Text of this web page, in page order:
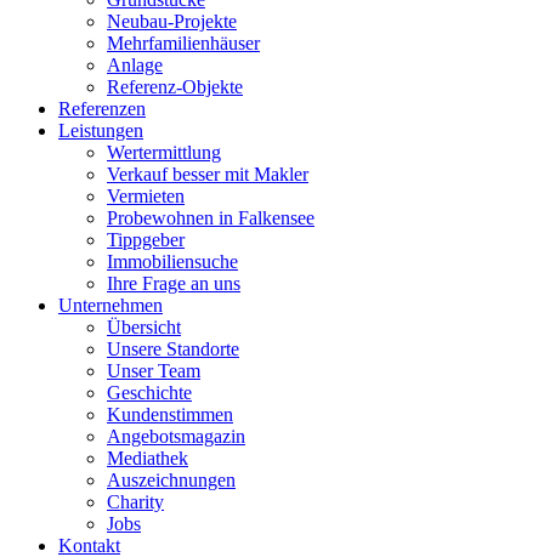
Neubau-Projekte
Mehrfamilienhäuser
Anlage
Referenz-Objekte
Referenzen
Leistungen
Wertermittlung
Verkauf besser mit Makler
Vermieten
Probewohnen in Falkensee
Tippgeber
Immobiliensuche
Ihre Frage an uns
Unternehmen
Übersicht
Unsere Standorte
Unser Team
Geschichte
Kundenstimmen
Angebotsmagazin
Mediathek
Auszeichnungen
Charity
Jobs
Kontakt